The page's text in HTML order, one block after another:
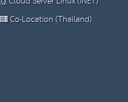
Co-Location (Thailand)